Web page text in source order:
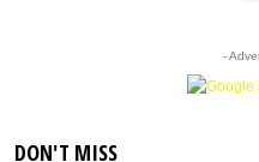
-
DON'T MISS